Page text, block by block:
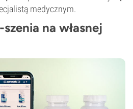
medycznym.
na własnej